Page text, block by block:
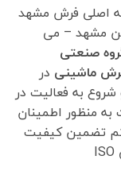
اصلی فرش مشهد
مشهد – می
صنعتی
ماشینی در
سال ۱۳۵۶ تاسیس و شروع به فعالیت در
منظور اطمینان
تضمین کیفیت
مناسبی را مطابق استاندارد مدیریت کیفی ISO